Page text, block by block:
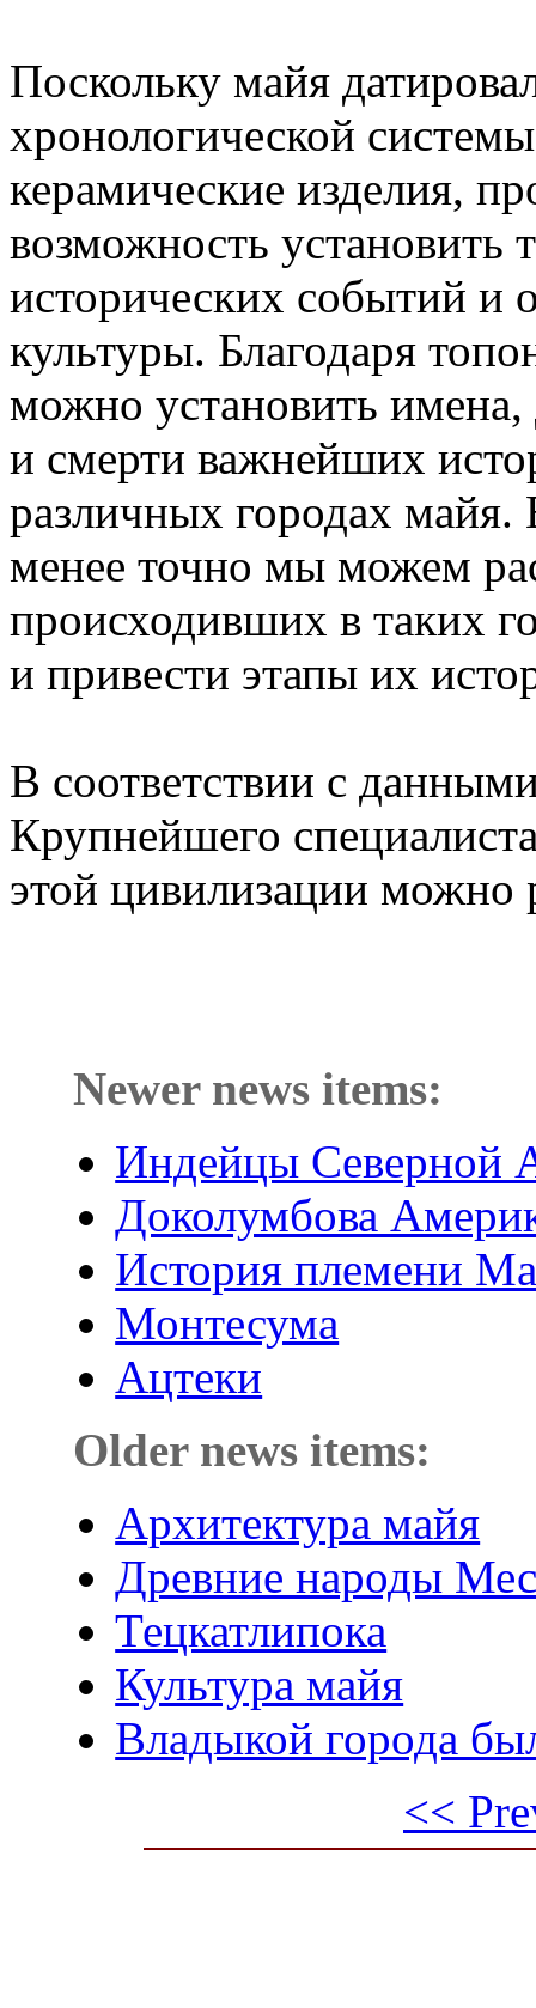
Поскольку майя
хронологической
керамические изделия,
возможность установить
исторических событий и
культуры. Благодаря
можно установить
и смерти важнейших
различных городах
менее точно мы можем
происходивших в таких
и привести этапы их
В соответствии с
Крупнейшего
этой цивилизации можно
Newer news items:
Индейцы Северной
Доколумбова
История племени
Монтесума
Ацтеки
Older news items:
Архитектура майя
Древние народы
Тецкатлипока
Культура майя
Владыкой города
<<